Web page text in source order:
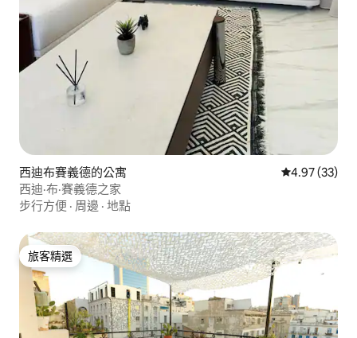
西迪布賽義德的公寓 從 33 則評價
4.97 (33)
西迪·布·賽義德之家
步行方便 · 周邊 · 地點
旅客精選
旅客精選